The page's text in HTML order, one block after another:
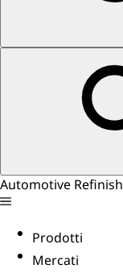
Automotive Refinish
Prodotti
Mercati